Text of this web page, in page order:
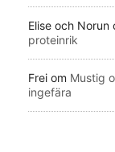
Elise och Norun
proteinrik
Frei om Mustig
ingefära